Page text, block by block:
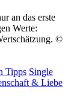
an das erste
Werte:
©
Tipps Single
& Liebe